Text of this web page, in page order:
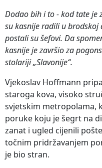
Dodao bih i to - kod tate je
su kasnije radili u
postali su šefovi. Da
kasnije je završio za
stolariji „Slavonije“.
Vjekoslav Hoffmann
staroga kova, visoko
svjetskim metropolama,
poruke koju je šegrt na
zanat i ugled cijenili
točnim pridržavanjem
je bio stran.